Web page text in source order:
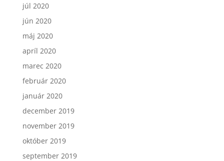
júl 2020
jún 2020
máj 2020
apríl 2020
marec 2020
február 2020
január 2020
december 2019
november 2019
október 2019
september 2019